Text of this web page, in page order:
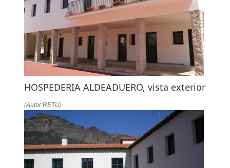
HOSPEDERIA ALDEADUERO, vista exterior
(Autor:RETU)